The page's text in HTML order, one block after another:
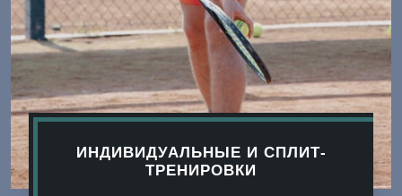
ИНДИВИДУАЛЬНЫЕ И СПЛИТ-
ТРЕНИРОВКИ